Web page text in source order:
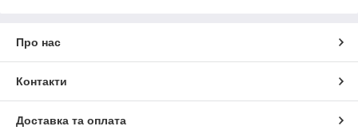
Про нас
Контакти
Доставка та оплата